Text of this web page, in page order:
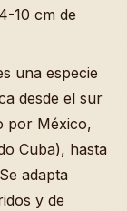
10 cm de
una especie
desde el sur
por México,
Cuba), hasta
adapta
y de